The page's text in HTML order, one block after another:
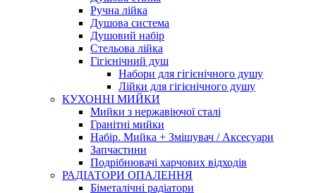
Ручна лійка
Душова система
Душовий набір
Стельова лійка
Гігієнічний душ
Набори для гігієнічного душу
Лійки для гігієнічного душу
КУХОННІ МИЙКИ
Мийки з нержавіючої сталі
Гранітні мийки
Набір. Мийка + Змішувач / Аксесуари
Запчастини
Подрібнювачі харчових відходів
РАДІАТОРИ ОПАЛЕННЯ
Біметалічні радіатори